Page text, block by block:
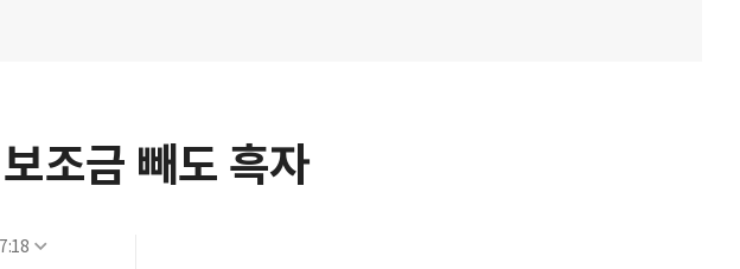
조금 빼도 흑자